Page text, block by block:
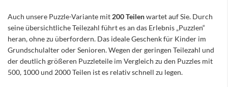
Auch unsere Puzzle-Variante mit 200 Teilenwartet auf Sie. Durch
seine übersichtliche Teilezahl führt es an das Erlebnis „Puzzlen“
heran, ohne zu überfordern. Das ideale Geschenk für Kinder im
Grundschulalter oder Senioren. Wegen der geringen Teilezahl und
der deutlich größeren Puzzleteile im Vergleich zu den Puzzles mit
500, 1000 und 2000 Teilen ist es relativ schnell zu legen.